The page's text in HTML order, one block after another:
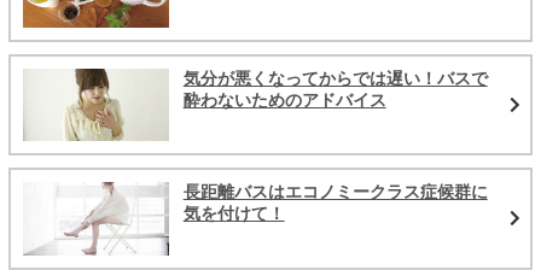
気分が悪くなってからでは遅い！バスで
酔わないためのアドバイス
長距離バスはエコノミークラス症候群に
気を付けて！